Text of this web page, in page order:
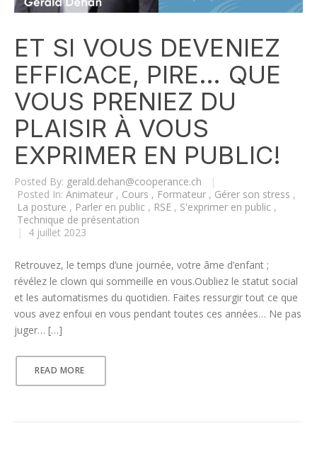
ET SI VOUS DEVENIEZ
EFFICACE, PIRE… QUE
VOUS PRENIEZ DU
PLAISIR À VOUS
EXPRIMER EN PUBLIC!
Posted By: gerald.dehan@cooperance.ch
|
Posted In: Animateur , Cours , Formateur , Gérer son stress ,
La posture , Parler en public , RSE , S'exprimer en public ,
Technique de présentation
|
4 juillet 2023
Retrouvez, le temps d’une journée, votre âme d’enfant ;
révélez le clown qui sommeille en vous.Oubliez le statut social
et les automatismes du quotidien. Faites ressurgir tout ce que
vous avez enfoui en vous pendant toutes ces années… Ne pas
juger… […]
READ MORE